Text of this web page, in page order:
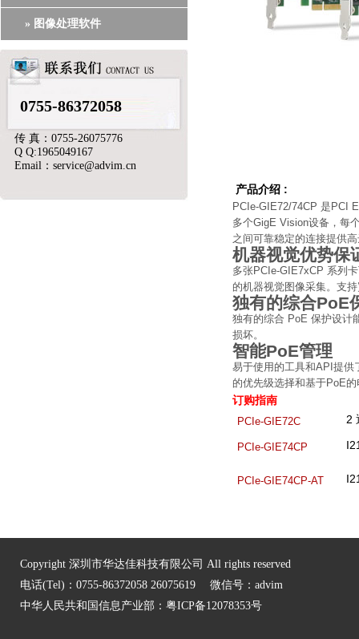
» 图像处理软件
0755-86372058
传 真：0755-26075776
Q Q:1965049167
Email：service@advim.cn
产品介绍 :
PCIe-GIE72/74CP 是PCI
多个GigE Vision设备，每
之间可靠稳定的连接提供
机器视觉优势保
多张PCIe-GIE7xCP 系列
的机器视觉图像采集。支
独有的综合PoE
独有的综合 PoE 保护设计
损坏。
智能PoE管理
易于使用的工具和API提供
的优先级选择和基于PoE
订购指南
PCIe-GIE72C 2
PCIe-GIE74CP
PCIe-GIE74CP-AT
Copyright 深圳市华达佳科技有限公司 All rights reserved
电话(Tel)：0755-86372058 26075619 微信号：advim
中华人民共和国信息产业部： 粤ICP备12078353号